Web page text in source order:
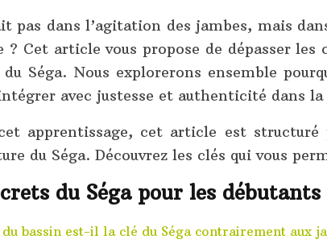
pas dans l’agitation des jambes, mais
Cet article vous propose de dépasser
du Séga. Nous explorerons ensemble
avec justesse et authenticité dans
apprentissage, cet article est
du Séga. Découvrez les clés qui vous
du Séga pour les débutants
bassin est-il la clé du Séga contrairement aux